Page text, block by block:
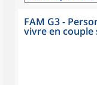
FAM G3 -
vivre en couple